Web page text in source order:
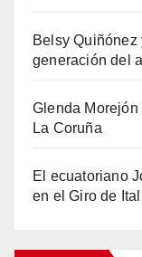
Belsy
generación del
Glenda
La Coruña
El ecuatoriano
en el Giro de